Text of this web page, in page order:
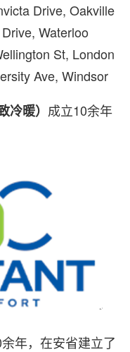
Drive, Oakville
Waterloo
St, London
Ave, Windsor
暖） 成立10余年
年，在安省建立了